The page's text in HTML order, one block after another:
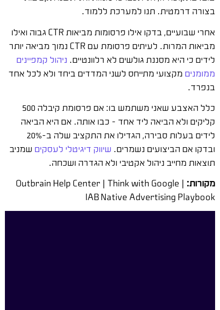
בצורה דרמטית. תנו למערכת ללמוד.
אחרי שבועיים, בדקו אילו פרסומות מביאות CTR גבוה ואילו
מביאות המרות. לעיתים פרסומת עם CTR נמוך מביאה יותר
לידים כי היא מסננת גולשים לא רלוונטיים. ניהול קמפיינים
ממומנים מקצועי מתייחס לשני המדדים ביחד ולא לכל אחד
בנפרד.
כלל האצבע שאני משתמש בו: אם פרסומת קיבלה 500
קליקים ולא הביאה ליד אחד – כבו אותה. אם היא הביאה
לידים בעלות סבירה, הגדילו את התקציב שלה ב-20%
ובדקו אם הביצועים נשמרים. שיווק דיגיטלי לעסקים שמניב
תוצאות מחייב ניהול אקטיבי ולא הגדרה ושכחה.
מקורות: Outbrain Help Center | Think with Google |
IAB Native Advertising Playbook